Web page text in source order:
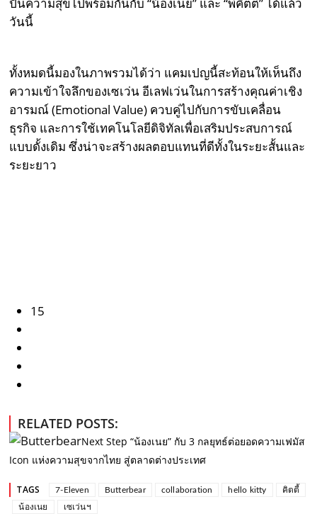
ปันความสุขไปพร้อมกันกับ “น้องเนย” และ “พี่คิตตี้” ได้แล้ว
วันนี้
ทั้งหมดนี้มองในภาพรวมได้ว่า แคมเปญนี้สะท้อนให้เห็นถึง
ความเข้าใจลึกของเซเว่น อีเลฟเว่นในการสร้างคุณค่าเชิง
อารมณ์ (Emotional Value) ควบคู่ไปกับการขับเคลื่อน
ธุรกิจ และการใช้เทคโนโลยีดิจิทัลเพื่อเสริมประสบการณ์
แบบดั้งเดิม ซึ่งน่าจะสร้างผลตอบแทนที่ดีทั้งในระยะสั้นและ
ระยะยาว
15
RELATED POSTS:
Next Step “น้องเนย” กับ 3 กลยุทธ์ต่อยอดความเฟมัส
Icon แห่งความสุขจากไทย สู่ตลาดต่างประเทศ
TAGS 7-Eleven Butterbear collaboration hello kitty
คิตตี้
น้องเนย
เซเว่นฯ